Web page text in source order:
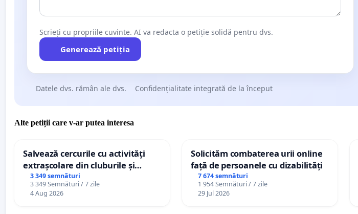
Scrieți cu propriile cuvinte. AI va redacta o petiție solidă pentru dvs.
Generează petiția
Datele dvs. rămân ale dvs. Confidențialitate integrată de la început
Alte petiții care v-ar putea interesa
Salvează cercurile cu activități
extrașcolare din cluburile și
palatele copiilor
3 349 semnături
3 349 Semnături / 7 zile
4 Aug 2026
Solicităm combaterea urii online
față de persoanele cu dizabilități
7 674 semnături
1 954 Semnături / 7 zile
29 Jul 2026